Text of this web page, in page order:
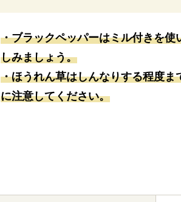
・ブラックペッパーはミル付きを
しみましょう。
・ほうれん草はしんなりする程度
に注意してください。